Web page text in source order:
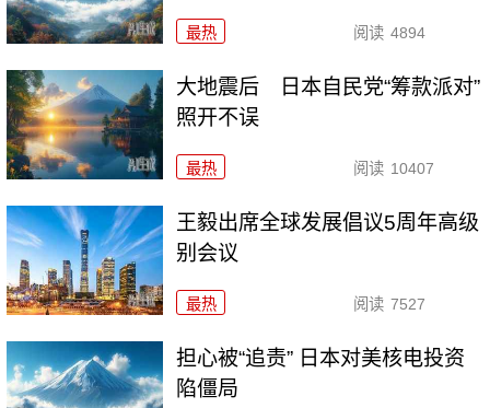
最热 阅读 4894
大地震后 日本自民党“筹款派对”
照开不误
最热 阅读 10407
王毅出席全球发展倡议5周年高级
别会议
最热 阅读 7527
担心被“追责” 日本对美核电投资
陷僵局